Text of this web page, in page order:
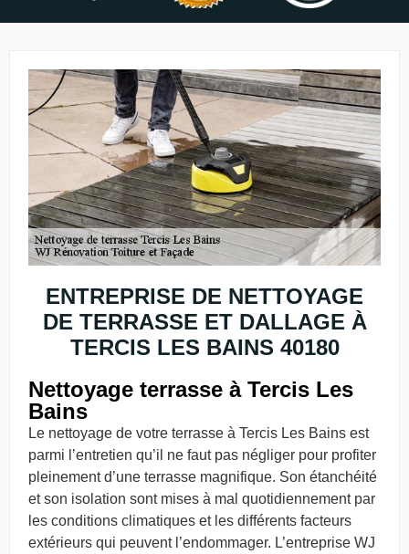
ENTREPRISE DE NETTOYAGE
DE TERRASSE ET DALLAGE À
TERCIS LES BAINS 40180
Nettoyage terrasse à Tercis Les
Bains
Le nettoyage de votre terrasse à Tercis Les Bains est
parmi l’entretien qu’il ne faut pas négliger pour profiter
pleinement d’une terrasse magnifique. Son étanchéité
et son isolation sont mises à mal quotidiennement par
les conditions climatiques et les différents facteurs
extérieurs qui peuvent l’endommager. L’entreprise WJ